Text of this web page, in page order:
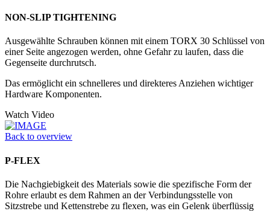
NON-SLIP TIGHTENING
Ausgewählte Schrauben können mit einem TORX 30 Schlüssel von
einer Seite angezogen werden, ohne Gefahr zu laufen, dass die
Gegenseite durchrutsch.
Das ermöglicht ein schnelleres und direkteres Anziehen wichtiger
Hardware Komponenten.
Watch Video
Back to overview
P-FLEX
Die Nachgiebigkeit des Materials sowie die spezifische Form der
Rohre erlaubt es dem Rahmen an der Verbindungsstelle von
Sitzstrebe und Kettenstrebe zu flexen, was ein Gelenk überflüssig